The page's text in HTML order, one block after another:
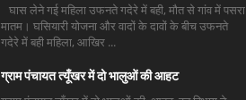
घास लेने गई महिला उफनते गदेरे में बही, मौत से गांव में पसरा
मातम। घसियारी योजना और वादों के दावों के बीच उफनते
गदेरे में बही महिला, आखिर ...
ग्राम पंचायत त्यूँखर में दो भालुओं की आहट